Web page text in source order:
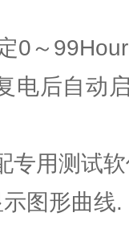
0～
电后自动
专用测试
图形曲线.